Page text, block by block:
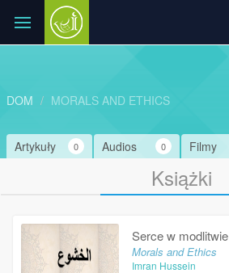
DOM MORALS AND ETHICS
Filmy
Audios 0
Artykuły 0
Książki
Serce w modlitwie
Morals and Ethics
Imran Hussein